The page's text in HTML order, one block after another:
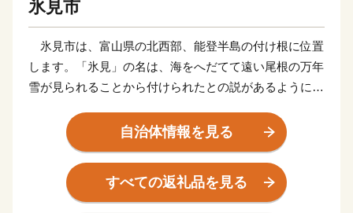
氷見市
氷見市は、富山県の北西部、能登半島の付け根に位置
します。「氷見」の名は、海をへだてて遠い尾根の万年
雪が見られることから付けられたとの説があるように、
いらっしゃると思います。2016年に開業した北陸新幹
線「新高岡駅」から、城端駅・氷見線に乗り継いで終着
駅「氷見駅｣へ至る海岸線沿いの車窓からの眺めは、鉄
道ファンならずとも一度はご覧いただきたい風景です。
自治体情報を見る
すべての返礼品を見る